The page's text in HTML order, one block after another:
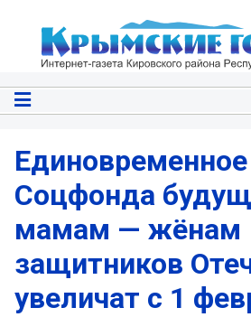
Соцфонда
мамам — жёнам
защитников
увеличат с 1